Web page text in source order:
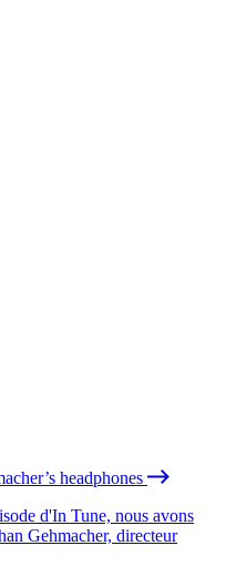
headphones
d'In Tune, nous avons
Gehmacher, directeur